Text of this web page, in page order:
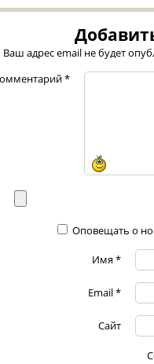
Ваш адрес email не будет
*
Оповещать о
Имя*
Email*
Сайт